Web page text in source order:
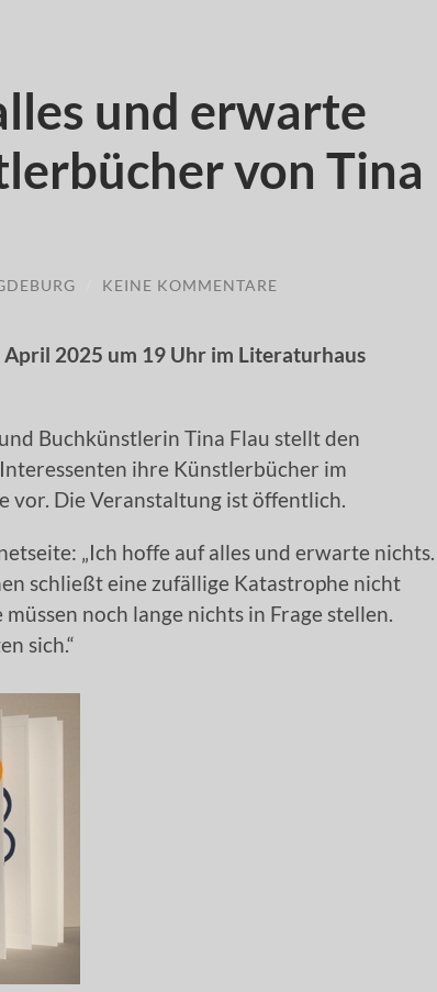
und erwarte
von Tina
KEINE KOMMENTARE
2025 um 19 Uhr im Literaturhaus
Buchkünstlerin Tina Flau stellt den
ihre Künstlerbücher im
Die Veranstaltung ist öffentlich.
„Ich hoffe auf alles und erwarte nichts.
schließt eine zufällige Katastrophe nicht
noch lange nichts in Frage stellen.
sich.“